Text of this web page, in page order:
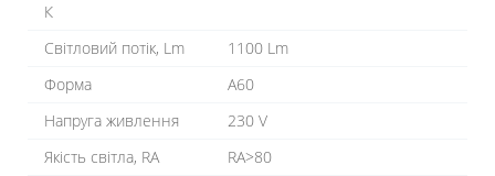
К
Світловий потік, Lm
1100 Lm
Форма
A60
Напруга живлення
230 V
Якість світла, RA
RA>80